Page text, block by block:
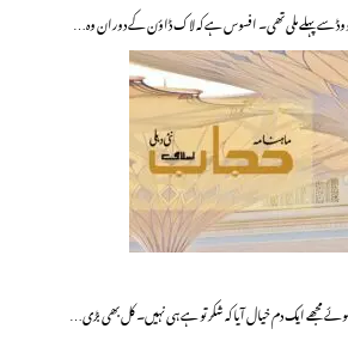
کووڈ سے پہلے ملی تھی۔ افسوس ہے کہ لاک ڈاؤن کے دوران وہ…
مجھے ایک دم خیال آیا کہ شکر تو ہے ہی نہیں۔ کل بھی بڑی…